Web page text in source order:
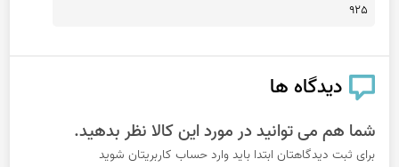
925
دیدگاه ها
شما هم می توانید در مورد این کالا نظر بدهید.
برای ثبت دیدگاهتان ابتدا باید وارد حساب کاربریتان شوید